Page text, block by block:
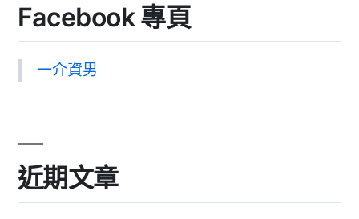
Facebook 專頁
一介資男
近期文章